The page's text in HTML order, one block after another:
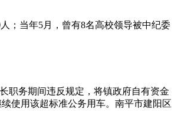
；当年5月，曾有8名高校领导被中纪委
务期间违反规定，将镇政府自有资金
使用该超标准公务用车。南平市建阳区